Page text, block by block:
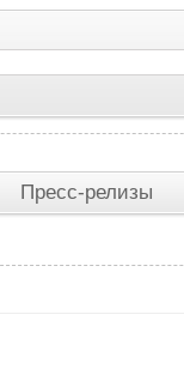
Пресс-релизы